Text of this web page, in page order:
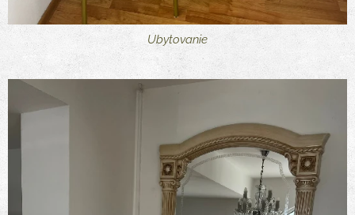
Ubytovanie